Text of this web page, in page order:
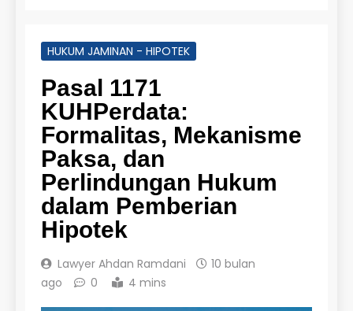
HUKUM JAMINAN - HIPOTEK
Pasal 1171
KUHPerdata:
Formalitas, Mekanisme
Paksa, dan
Perlindungan Hukum
dalam Pemberian
Hipotek
Lawyer Ahdan Ramdani
10 bulan
ago
0 4 mins